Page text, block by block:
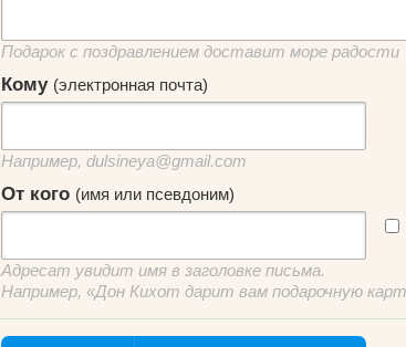
Подарок с поздравлением доставит море радости
Кому (электронная почта)
Например, dulsineya@gmail.com
От кого (имя или псевдоним)
Адресат увидит имя в заголовке письма.
Например, «Дон Кихот дарит вам подарочную